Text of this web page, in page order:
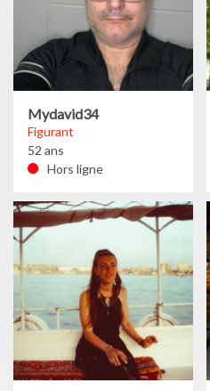
Mydavid34
Figurant
52 ans
Hors ligne